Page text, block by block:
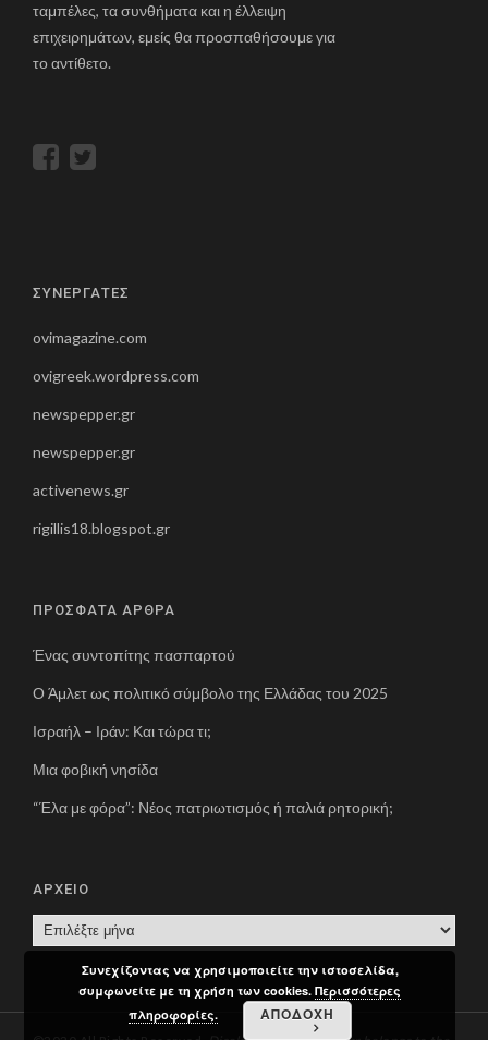
ταμπέλες, τα συνθήματα και η έλλειψη
επιχειρημάτων, εμείς θα προσπαθήσουμε για
το αντίθετο.
ΣΥΝΕΡΓΑΤΕΣ
ovimagazine.com
ovigreek.wordpress.com
newspepper.gr
newspepper.gr
activenews.gr
rigillis18.blogspot.gr
ΠΡΟΣΦΑΤΑ ΑΡΘΡΑ
Ένας συντοπίτης πασπαρτού
Ο Άμλετ ως πολιτικό σύμβολο της Ελλάδας του 2025
Ισραήλ – Ιράν: Και τώρα τι;
Μια φοβική νησίδα
“Έλα με φόρα”: Νέος πατριωτισμός ή παλιά ρητορική;
ΑΡΧΕΙΟ
Ρ
Συνεχίζοντας να χρησιμοποιείτε την ιστοσελίδα,
συμφωνείτε με τη χρήση των cookies.Περισσότερες
πληροφορίες.
ΑΠΟΔΟΧΗ